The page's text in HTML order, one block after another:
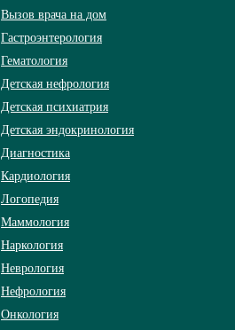
Вызов врача на дом
Гастроэнтерология
Гематология
Детская нефрология
Детская психиатрия
Детская эндокринология
Диагностика
Кардиология
Логопедия
Маммология
Наркология
Неврология
Нефрология
Онкология